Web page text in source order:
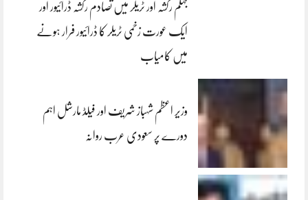
جہلم رکشہ اور ٹریلر میں تصادم رکشہ ڈرائیور اور
ایک عورت زخمی ٹریلر کا ڈرائیور فرار ہونے
میں کامیاب
وزیر اعظم شہباز شریف اور فیلڈ مارشل اہم
دورے پر سعودی عرب روانہ